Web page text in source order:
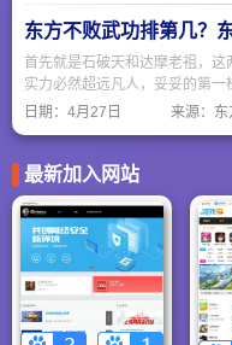
东方不败武功排第几？
首先就是石破天和达摩老祖，这
实力必然超远凡人，妥妥的第
败的绣花针显的不够看，而且石
毕竟是凡夫俗子，比不上以上那
日期： 4月27日
最新加入网站